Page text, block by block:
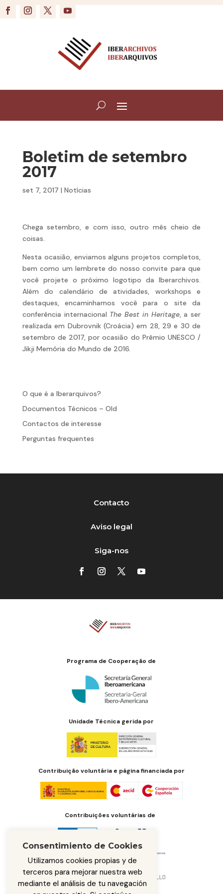
Boletim de setembro
2017
set 7, 2017 | Notícias
Chega setembro, e com isso, outro mês cheio de
coisas.
Nesta ocasião, enviamos alguns projetos completos,
bem como um lembrete do nosso convite para que
você projete o próximo logotipo da Iberarchivos.
Além do calendário de atividades, workshops e
destaques, encaminhamos você para o site da
conferência internacional The Best in Heritage, a ser
realizada em Dubrovnik (Croácia) em 28, 29 e 30 de
setembro de 2017, por ocasião do Prêmio UNESCO /
Jikji Memória do Mundo de 2016.
O que é a Iberarquivos?
Documentos Técnicos – Old
Contactos de interesse
Perguntas frequentes
Contacto
Aviso legal
Siga-nos
Programa de Cooperação de
Unidade Técnica gerida por
Contribuição voluntária e página financiada por
Contribuições voluntárias de
Consentimiento de Cookies
Utilizamos cookies propias y de
terceros para mejorar nuestra web
mediante el análisis de tu navegación